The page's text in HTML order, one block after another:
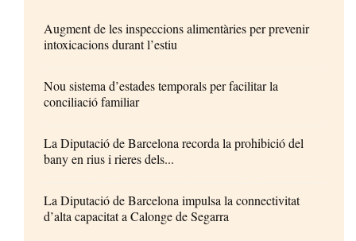
Augment de les inspeccions alimentàries per prevenir
intoxicacions durant l’estiu
Nou sistema d’estades temporals per facilitar la
conciliació familiar
La Diputació de Barcelona recorda la prohibició del
bany en rius i rieres dels...
La Diputació de Barcelona impulsa la connectivitat
d’alta capacitat a Calonge de Segarra